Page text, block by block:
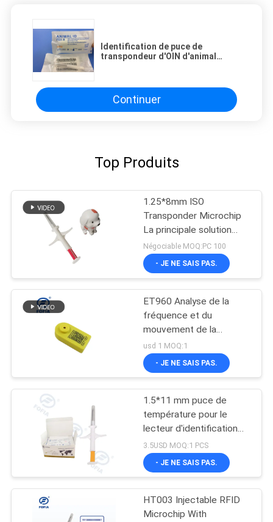
Identification de puce de
transpondeur d'OIN d'animal
d'autocollants
Continuer
Top Produits
1.25*8mm ISO
Transponder Microchip
La principale solution
pour les besoins
d'identification
Négociable MOQ:PC 100
- JE NE SAIS PAS.
ET960 Analyse de la
fréquence et du
mouvement de la
démarche des animaux
usd 1 MOQ:1
- JE NE SAIS PAS.
1.5*11 mm puce de
température pour le
lecteur d'identification
des animaux et la
température corporelle
3.5USD MOQ:1 PCS
- JE NE SAIS PAS.
HT003 Injectable RFID
Microchip With